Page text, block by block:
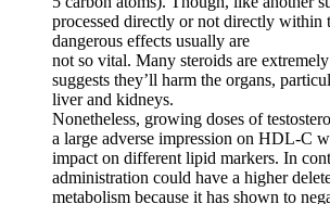
processed directly or not directly within
dangerous effects usually are
not so vital. Many steroids are
suggests they’ll harm the organs,
liver and kidneys.
Nonetheless, growing doses of
a large adverse impression on HDL-C
impact on different lipid markers. In
administration could have a higher
metabolism because it has shown to